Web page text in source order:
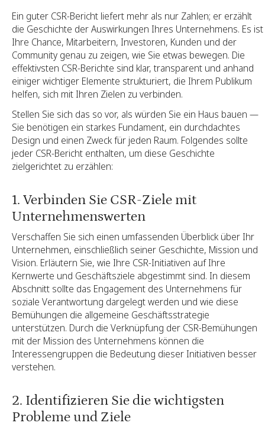
Ein guter CSR-Bericht liefert mehr als nur Zahlen; er erzählt
die Geschichte der Auswirkungen Ihres Unternehmens. Es ist
Ihre Chance, Mitarbeitern, Investoren, Kunden und der
Community genau zu zeigen, wie Sie etwas bewegen. Die
effektivsten CSR-Berichte sind klar, transparent und anhand
einiger wichtiger Elemente strukturiert, die Ihrem Publikum
helfen, sich mit Ihren Zielen zu verbinden.
Stellen Sie sich das so vor, als würden Sie ein Haus bauen —
Sie benötigen ein starkes Fundament, ein durchdachtes
Design und einen Zweck für jeden Raum. Folgendes sollte
jeder CSR-Bericht enthalten, um diese Geschichte
zielgerichtet zu erzählen:
1. Verbinden Sie CSR-Ziele mit
Unternehmenswerten
Verschaffen Sie sich einen umfassenden Überblick über Ihr
Unternehmen, einschließlich seiner Geschichte, Mission und
Vision. Erläutern Sie, wie Ihre CSR-Initiativen auf Ihre
Kernwerte und Geschäftsziele abgestimmt sind. In diesem
Abschnitt sollte das Engagement des Unternehmens für
soziale Verantwortung dargelegt werden und wie diese
Bemühungen die allgemeine Geschäftsstrategie
unterstützen. Durch die Verknüpfung der CSR-Bemühungen
mit der Mission des Unternehmens können die
Interessengruppen die Bedeutung dieser Initiativen besser
verstehen.
2. Identifizieren Sie die wichtigsten
Probleme und Ziele